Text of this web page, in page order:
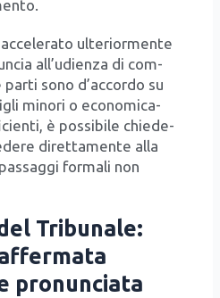
ulte­rior­men­te
all’u­dien­za di com­
sono d’ac­cor­do su
mino­ri o eco­no­mi­ca­
è pos­si­bi­le chie­de­
diret­ta­men­te alla
for­ma­li non
Tribunale:
pronunciata